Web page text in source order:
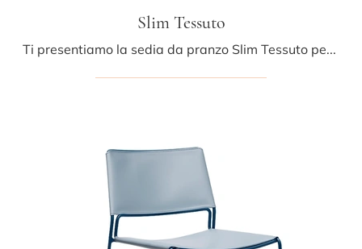
Slim Tessuto
Ti presentiamo la sedia da pranzo Slim Tessuto per atmosfere moderne, tra le più originali Sedie fisse di Midj.